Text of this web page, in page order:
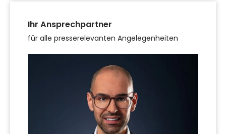
Ihr Ansprechpartner
für alle presserelevanten Angelegenheiten